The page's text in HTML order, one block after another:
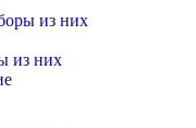
из них
из них